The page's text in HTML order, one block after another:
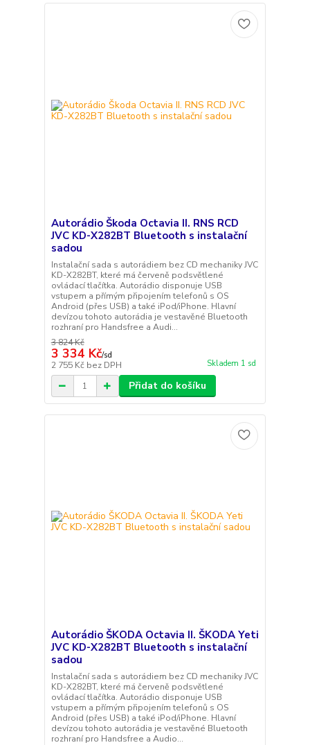
Autorádio Škoda Octavia II. RNS RCD
JVC KD-X282BT Bluetooth s instalační
sadou
Instalační sada s autorádiem bez CD mechaniky JVC
KD-X282BT, které má červeně podsvětlené
ovládací tlačítka. Autorádio disponuje USB
vstupem a přímým připojením telefonů s OS
Android (přes USB) a také iPod/iPhone. Hlavní
devízou tohoto autorádia je vestavěné Bluetooth
rozhraní pro Handsfree a Audi...
3 824 Kč
3 334 Kč/sd
2 755 Kč bez DPH Skladem 1 sd
Přidat do košíku
Autorádio ŠKODA Octavia II. ŠKODA Yeti
JVC KD-X282BT Bluetooth s instalační
sadou
Instalační sada s autorádiem bez CD mechaniky JVC
KD-X282BT, které má červeně podsvětlené
ovládací tlačítka. Autorádio disponuje USB
vstupem a přímým připojením telefonů s OS
Android (přes USB) a také iPod/iPhone. Hlavní
devízou tohoto autorádia je vestavěné Bluetooth
rozhraní pro Handsfree a Audio...